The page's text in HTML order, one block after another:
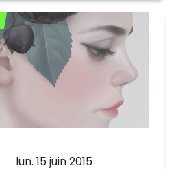
lun. 15 juin 2015